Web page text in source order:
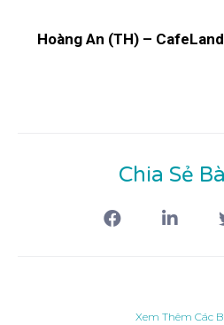
Hoàng An (TH) – CafeLand
Chia Sẻ
Xem Thêm Các